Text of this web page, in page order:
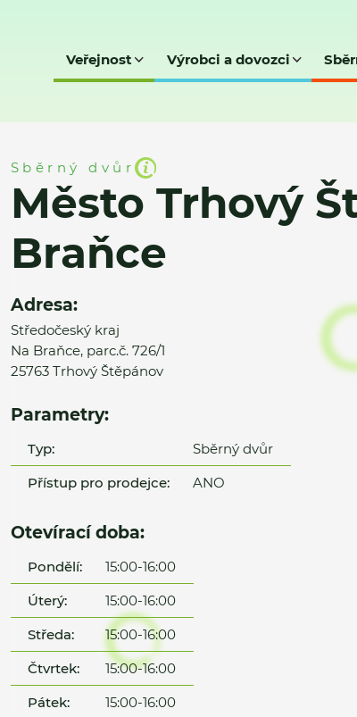
Veřejnost Výrobci a dovozci
Sběrný dvůr
Město Trhový
Braňce
Adresa:
Středočeský kraj
Na Braňce, parc.č. 726/1
25763 Trhový Štěpánov
Parametry:
Typ:
Sběrný dvůr
Přístup pro prodejce:
ANO
Otevírací doba:
Pondělí:
15:00-16:00
Úterý:
15:00-16:00
Středa:
15:00-16:00
Čtvrtek:
15:00-16:00
Pátek:
15:00-16:00